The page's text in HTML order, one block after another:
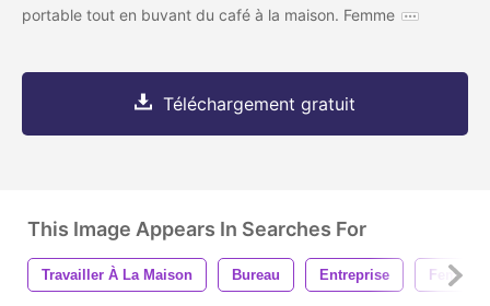
portable tout en buvant du café à la maison. Femme
Téléchargement gratuit
This Image Appears In Searches For
Travailler À La Maison Bureau Entreprise Femmes